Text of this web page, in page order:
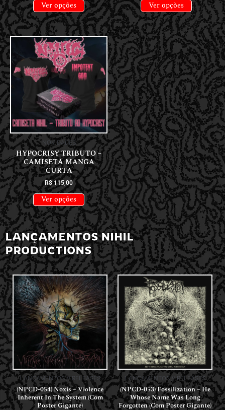
Ver opções Ver opções
NOVIDADES
HYPOCRISY TRIBUTO –
CAMISETA MANGA
CURTA
R$115,00
Ver opções
LANÇAMENTOS NIHIL
PRODUCTIONS
LANÇAMENTOS // RELEASES
(NPCD-054) Noxis – Violence
Inherent In The System (Com
Poster Gigante)
LANÇAMENTOS // RELEASES
(NPCD-053) Fossilization – He
Whose Name Was Long
Forgotten (Com Poster Gigante)